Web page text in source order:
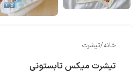
خانه/تیشرت
تیشرت میکس تابستونی